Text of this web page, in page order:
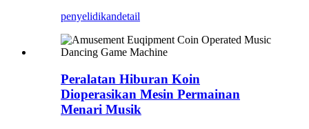
penyelidikandetail
Peralatan Hiburan Koin
Dioperasikan Mesin Permainan
Menari Musik